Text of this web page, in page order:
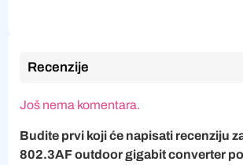
Recenzije
Još nema komentara.
Budite prvi koji će napisati recenziju
802.3AF outdoor gigabit converter